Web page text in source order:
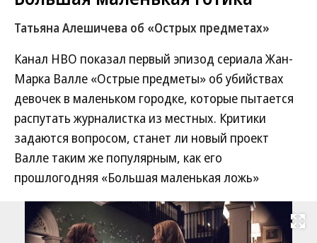
Татьяна Алешичева об «Острых предметах»
Канал HBO показал первый эпизод сериала Жан-
Марка Валле «Острые предметы» об убийствах
девочек в маленьком городке, которые пытается
распутать журналистка из местных. Критики
задаются вопросом, станет ли новый проект
Валле таким же популярным, как его
прошлогодняя «Большая маленькая ложь»
Развернуть